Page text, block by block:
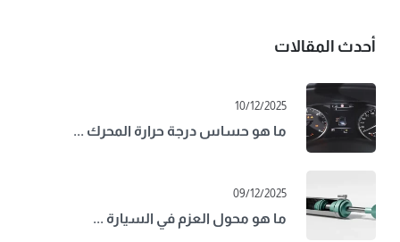
أحدث المقالات
10/12/2025
ما هو حساس درجة حرارة المحرك ...
09/12/2025
ما هو محول العزم في السيارة ...